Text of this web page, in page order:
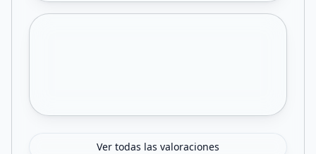
Ver todas las valoraciones